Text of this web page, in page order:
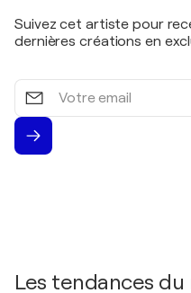
Suivez cet artiste pour
dernières créations en
Votre
email
Les tendances